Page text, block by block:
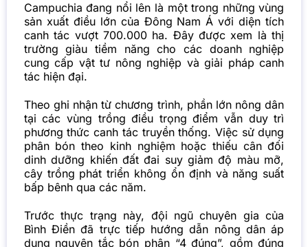
Campuchia đang nổi lên là một trong những vùng
sản xuất điều lớn của Đông Nam Á với diện tích
canh tác vượt 700.000 ha. Đây được xem là thị
trường giàu tiềm năng cho các doanh nghiệp
cung cấp vật tư nông nghiệp và giải pháp canh
tác hiện đại.
Theo ghi nhận từ chương trình, phần lớn nông dân
tại các vùng trồng điều trọng điểm vẫn duy trì
phương thức canh tác truyền thống. Việc sử dụng
phân bón theo kinh nghiệm hoặc thiếu cân đối
dinh dưỡng khiến đất đai suy giảm độ màu mỡ,
cây trồng phát triển không ổn định và năng suất
bấp bênh qua các năm.
Trước thực trạng này, đội ngũ chuyên gia của
Bình Điền đã trực tiếp hướng dẫn nông dân áp
dụng nguyên tắc bón phân “4 đúng”, gồm đúng